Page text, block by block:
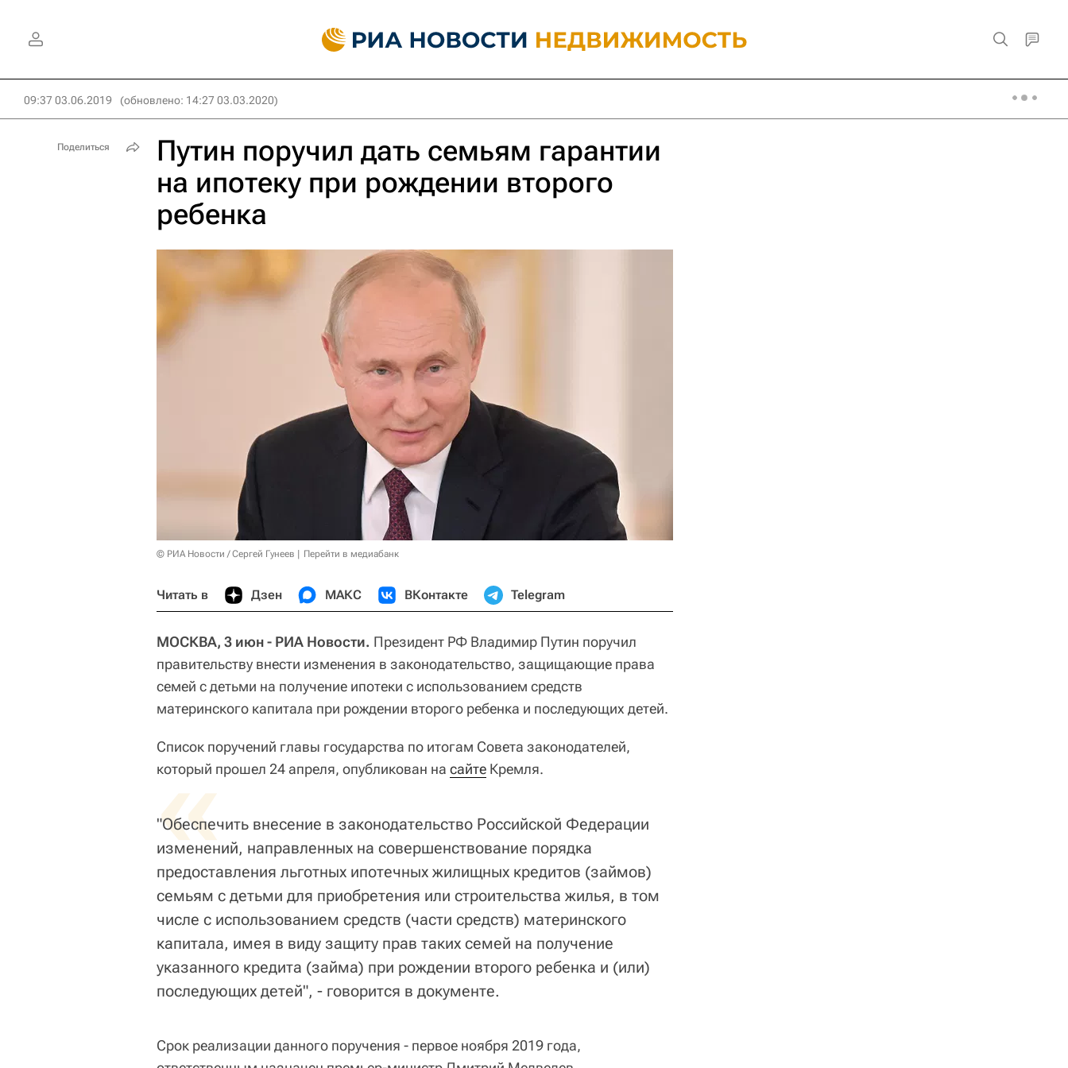
09:37 03.06.2019 (обновлено: 14:27 03.03.2020)
Путин поручил дать семьям гарантии
на ипотеку при рождении второго
ребенка
© РИА Новости / Сергей Гунеев Перейти в медиабанк
Читать в Дзен МАКС ВКонтакте Telegram
МОСКВА, 3 июн - РИА Новости. Президент РФ Владимир Путин поручил
правительству внести изменения в законодательство, защищающие права
семей с детьми на получение ипотеки с использованием средств
материнского капитала при рождении второго ребенка и последующих детей.
Список поручений главы государства по итогам Совета законодателей,
который прошел 24 апреля, опубликован на сайте Кремля.
«
"Обеспечить внесение в законодательство Российской Федерации
изменений, направленных на совершенствование порядка
предоставления льготных ипотечных жилищных кредитов (займов)
семьям с детьми для приобретения или строительства жилья, в том
числе с использованием средств (части средств) материнского
капитала, имея в виду защиту прав таких семей на получение
указанного кредита (займа) при рождении второго ребенка и (или)
последующих детей", - говорится в документе.
Срок реализации данного поручения - первое ноября 2019 года,
Поделиться